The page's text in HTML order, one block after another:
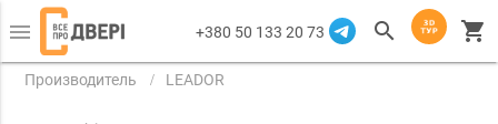
menu +380 50 133 20 73 search shopping_cart
Производитель LEADOR